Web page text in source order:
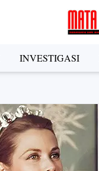
INVESTIGASI